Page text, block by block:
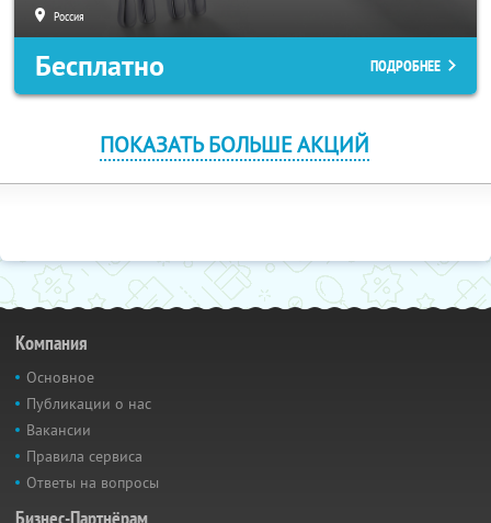
Россия
Бесплатно ПОДРОБНЕЕ
ПОКАЗАТЬ БОЛЬШЕ АКЦИЙ
Компания
Основное
Публикации о нас
Вакансии
Правила сервиса
Ответы на вопросы